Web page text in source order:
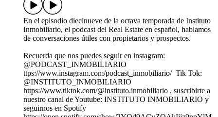
En el episodio diecinueve de la octava temporada de Instituto
Inmobiliario, el podcast del Real Estate en español, hablamos
de conversaciones útiles con propietarios y prospectos.
Recuerda que nos puedes seguir en instagram:
⁠@PODCAST_INMOBILIARIO
⁠ttps://www.instagram.com/podcast_inmobiliario/ Tik Tok:
⁠@INSTITUTO_INMOBILIARIO⁠
https://www.tiktok.com/@instituto.inmobiliario . suscribirte a
nuestro canal de Youtube: ⁠INSTITUTO INMOBILIARIO⁠ y
seguirnos en Spotify